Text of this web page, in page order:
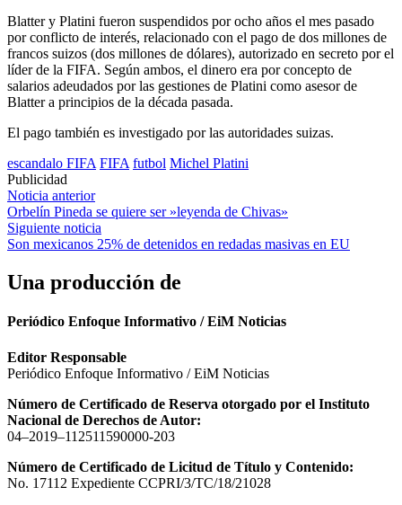
Blatter y Platini fueron suspendidos por ocho años el mes pasado
por conflicto de interés, relacionado con el pago de dos millones de
francos suizos (dos millones de dólares), autorizado en secreto por el
líder de la FIFA. Según ambos, el dinero era por concepto de
salarios adeudados por las gestiones de Platini como asesor de
Blatter a principios de la década pasada.
El pago también es investigado por las autoridades suizas.
escandalo FIFA FIFA futbol Michel Platini
Publicidad
Navegación
de
entradas
Noticia anterior
Orbelín Pineda se quiere ser »leyenda de Chivas»
Siguiente noticia
Son mexicanos 25% de detenidos en redadas masivas en EU
Una producción de
Periódico Enfoque Informativo / EiM Noticias
Editor Responsable
Periódico Enfoque Informativo / EiM Noticias
Número de Certificado de Reserva otorgado por el Instituto
Nacional de Derechos de Autor:
04–2019–112511590000-203
Número de Certificado de Licitud de Título y Contenido:
No. 17112 Expediente CCPRI/3/TC/18/21028